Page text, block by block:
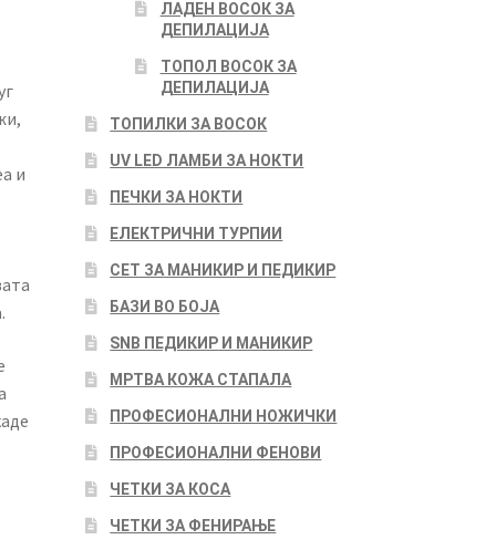
и
ЛАДЕН ВОСОК ЗА
ДЕПИЛАЦИЈА
ТОПОЛ ВОСОК ЗА
ДЕПИЛАЦИЈА
ТОПИЛКИ ЗА ВОСОК
UV LED ЛАМБИ ЗА НОКТИ
ПЕЧКИ ЗА НОКТИ
ЕЛЕКТРИЧНИ ТУРПИИ
СЕТ ЗА МАНИКИР И ПЕДИКИР
БАЗИ ВО БОЈА
SNB ПЕДИКИР И МАНИКИР
МРТВА КОЖА СТАПАЛА
ПРОФЕСИОНАЛНИ НОЖИЧКИ
ПРОФЕСИОНАЛНИ ФЕНОВИ
ЧЕТКИ ЗА КОСА
ЧЕТКИ ЗА ФЕНИРАЊЕ